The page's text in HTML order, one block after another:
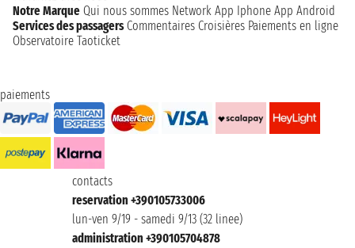
Notre Marque Qui nous sommes Network App Iphone App Android
Services des passagers Commentaires Croisières Paiements en ligne
Observatoire Taoticket
paiements
contacts
reservation +390105733006
lun-ven 9/19 - samedi 9/13 (32 linee)
administration +390105704878